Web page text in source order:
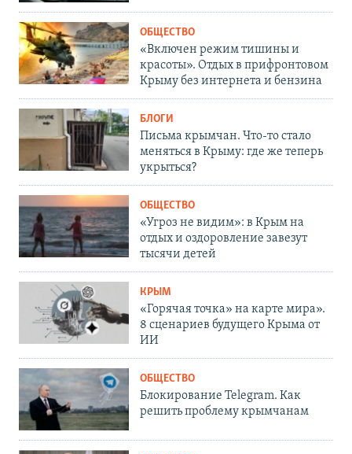
ОБЩЕСТВО
«Включен режим тишины и
красоты». Отдых в прифронтовом
Крыму без интернета и бензина
БЛОГИ
Письма крымчан. Что-то стало
меняться в Крыму: где же теперь
укрыться?
ОБЩЕСТВО
«Угроз не видим»: в Крым на
отдых и оздоровление завезут
тысячи детей
КРЫМ
«Горячая точка» на карте мира».
8 сценариев будущего Крыма от
ИИ
ОБЩЕСТВО
Блокирование Telegram. Как
решить проблему крымчанам